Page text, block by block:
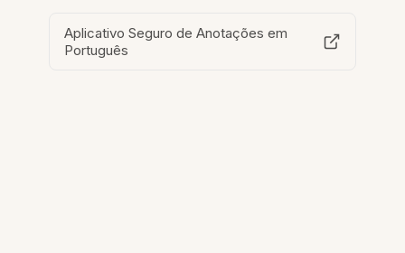
Aplicativo Seguro de Anotações em
Português